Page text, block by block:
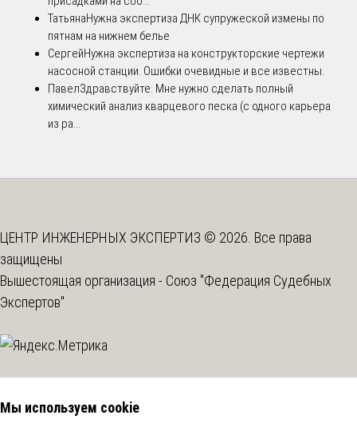
ТатьянаНужна экспертиза ДНК супружеской измены по
пятнам на нижнем белье
СергейНужна экспертиза на конструкторские чертежи
насосной станции. Ошибки очевидные и все известны.
ПавелЗдравствуйте. Мне нужно сделать полный
химический анализ кварцевого песка (с одного карьера
из ра...
ЦЕНТР ИНЖЕНЕРНЫХ ЭКСПЕРТИЗ © 2026. Все права
защищены
Вышестоящая организация - Союз "Федерация Судебных
Экспертов"
Мы используем cookie